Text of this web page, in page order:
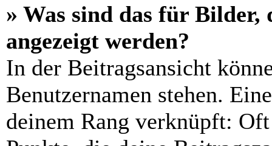
» Was sind das für Bilder,
angezeigt werden?
In der Beitragsansicht
Benutzernamen stehen.
deinem Rang verknüpft: